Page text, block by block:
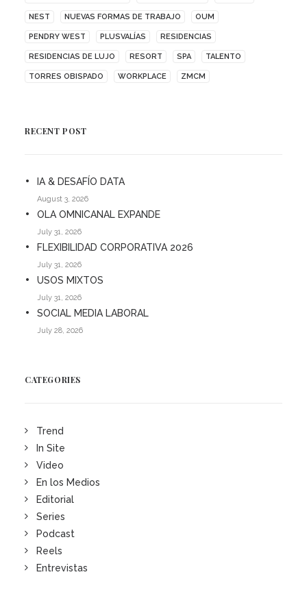
NEST NUEVAS FORMAS DE TRABAJO OUM
PENDRY WEST PLUSVALÍAS RESIDENCIAS
RESIDENCIAS DE LUJO RESORT SPA TALENTO
TORRES OBISPADO WORKPLACE ZMCM
RECENT POST
IA & DESAFÍO DATA
August 3, 2026
OLA OMNICANAL EXPANDE
July 31, 2026
FLEXIBILIDAD CORPORATIVA 2026
July 31, 2026
USOS MIXTOS
July 31, 2026
SOCIAL MEDIA LABORAL
July 28, 2026
CATEGORIES
Trend
In Site
Video
En los Medios
Editorial
Series
Podcast
Reels
Entrevistas